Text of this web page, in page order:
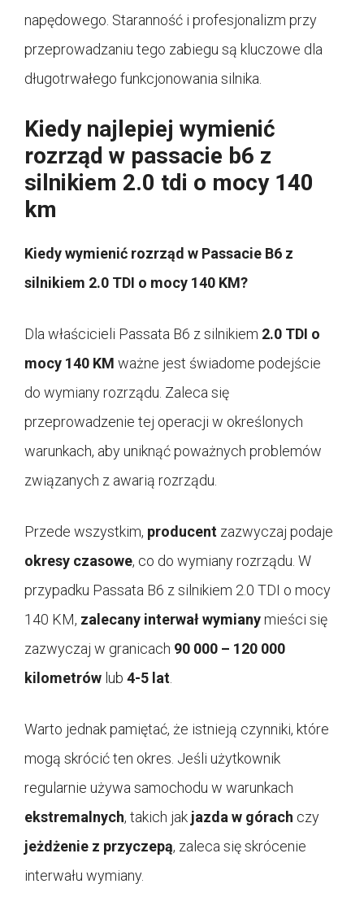
napędowego. Staranność i profesjonalizm przy
przeprowadzaniu tego zabiegu są kluczowe dla
długotrwałego funkcjonowania silnika.
Kiedy najlepiej wymienić
rozrząd w passacie b6 z
silnikiem 2.0 tdi o mocy 140
km
Kiedy wymienić rozrząd w Passacie B6 z
silnikiem 2.0 TDI o mocy 140 KM?
Dla właścicieli Passata B6 z silnikiem 2.0 TDI o
mocy 140 KM ważne jest świadome podejście
do wymiany rozrządu. Zaleca się
przeprowadzenie tej operacji w określonych
warunkach, aby uniknąć poważnych problemów
związanych z awarią rozrządu.
Przede wszystkim, producent zazwyczaj podaje
okresy czasowe, co do wymiany rozrządu. W
przypadku Passata B6 z silnikiem 2.0 TDI o mocy
140 KM, zalecany interwał wymianymieści się
zazwyczaj w granicach 90 000 – 120 000
kilometrów lub 4-5 lat
Warto jednak pamiętać, że istnieją czynniki, które
mogą skrócić ten okres. Jeśli użytkownik
regularnie używa samochodu w warunkach
ekstremalnych, takich jak jazda w górach czy
jeżdżenie z przyczepą, zaleca się skrócenie
interwału wymiany.